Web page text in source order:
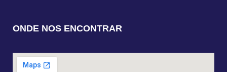
ONDE NOS ENCONTRAR